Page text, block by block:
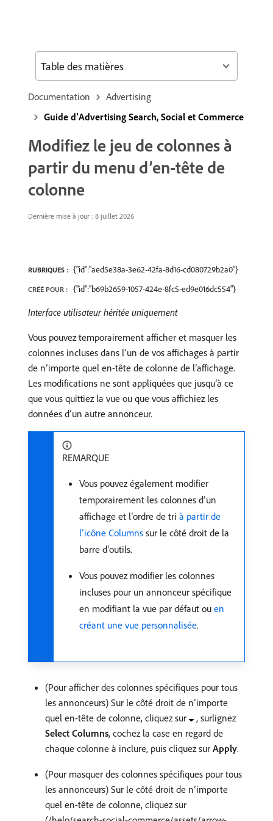
Documentation
Advertising
Guide d’Advertising Search, Social et Commerce
Modifiez le jeu de colonnes à
partir du menu d’en-tête de
colonne
Dernière mise à jour : 8 juillet 2026
RUBRIQUES : {"id":"aed5e38a-3e62-42fa-8d16-cd080729b2a0"}
CRÉÉ POUR : {"id":"b69b2659-1057-424e-8fc5-ed9e016dc554"}
Interface utilisateur héritée uniquement
Vous pouvez temporairement afficher et masquer les
colonnes incluses dans l’un de vos affichages à partir
de n’importe quel en-tête de colonne de l’affichage.
Les modifications ne sont appliquées que jusqu’à ce
que vous quittiez la vue ou que vous affichiez les
données d’un autre annonceur.
REMARQUE
Vous pouvez également modifier
temporairement les colonnes d’un
affichage et l’ordre de tri à partir de
l’icône Columns sur le côté droit de la
barre d’outils.
Vous pouvez modifier les colonnes
incluses pour un annonceur spécifique
en modifiant la vue par défaut ou en
créant une vue personnalisée.
(Pour afficher des colonnes spécifiques pour tous
les annonceurs) Sur le côté droit de n’importe
quel en-tête de colonne, cliquez sur
, surlignez
Select Columns, cochez la case en regard de
chaque colonne à inclure, puis cliquez sur Apply.
(Pour masquer des colonnes spécifiques pour tous
les annonceurs) Sur le côté droit de n’importe
quel en-tête de colonne, cliquez sur
Table des matières